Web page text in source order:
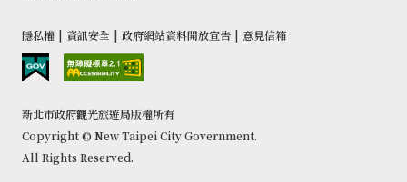
隱私權 | 資訊安全 | 政府網站資料開放宣告 | 意見信箱
新北市政府觀光旅遊局版權所有
Copyright © New Taipei City Government.
All Rights Reserved.